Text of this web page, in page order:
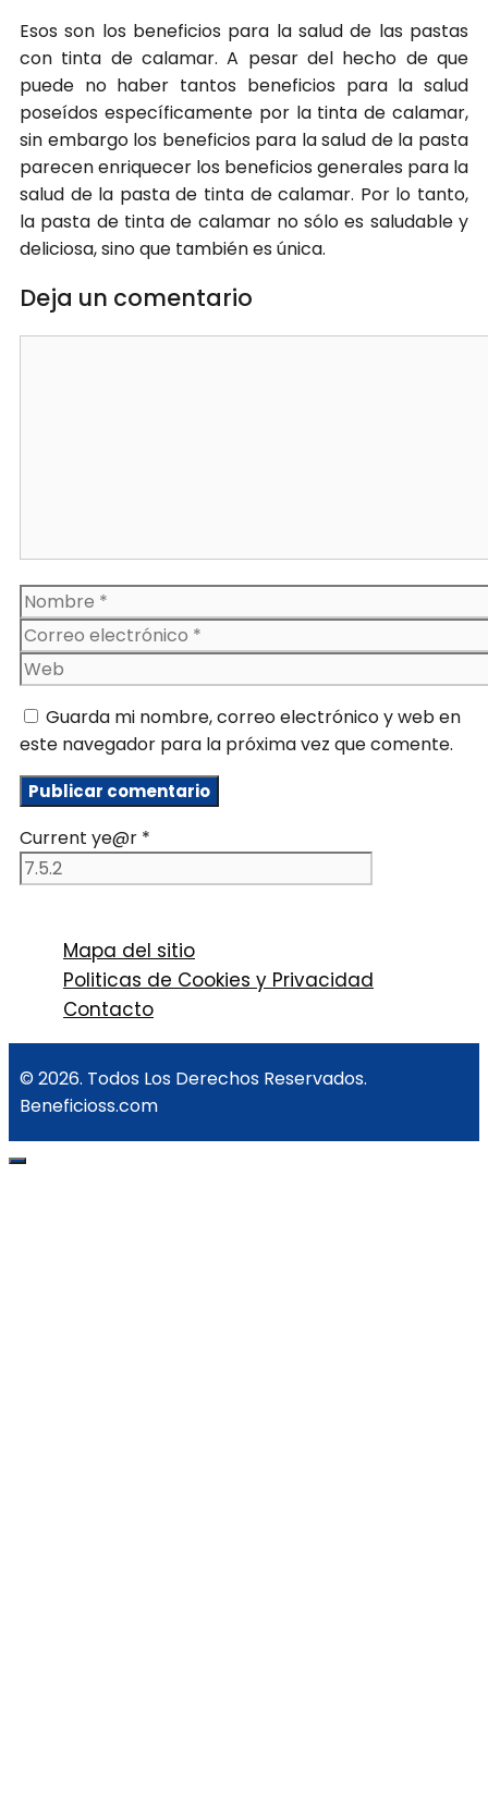
Esos son los beneficios para la salud de las pastas
con tinta de calamar. A pesar del hecho de que
puede no haber tantos beneficios para la salud
poseídos específicamente por la tinta de calamar,
sin embargo los beneficios para la salud de la pasta
parecen enriquecer los beneficios generales para la
salud de la pasta de tinta de calamar. Por lo tanto,
la pasta de tinta de calamar no sólo es saludable y
deliciosa, sino que también es única.
Deja un comentario
Nombre
Correo
electrónico
Web
Guarda mi nombre, correo electrónico y web en
este navegador para la próxima vez que comente.
Current ye@r *
Mapa del sitio
Politicas de Cookies y Privacidad
Contacto
© 2026. Todos Los Derechos Reservados.
Beneficioss.com
Cerrar